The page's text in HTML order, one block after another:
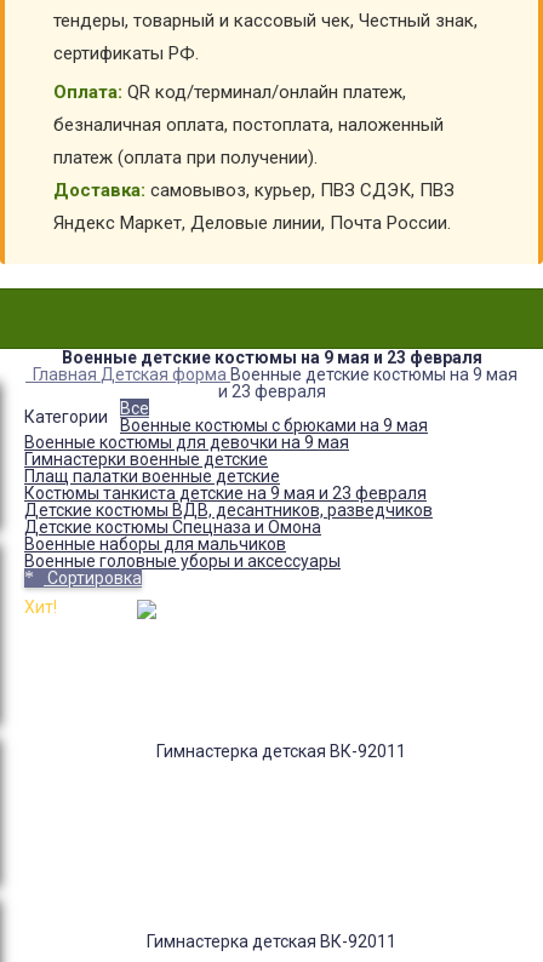
тендеры, товарный и кассовый чек, Честный знак,
сертификаты РФ.
Оплата: QR код/терминал/онлайн платеж,
безналичная оплата, постоплата, наложенный
платеж (оплата при получении).
Доставка: самовывоз, курьер, ПВЗ СДЭК, ПВЗ
Яндекс Маркет, Деловые линии, Почта России.
Военные детские костюмы на 9 мая и 23 февраля
Главная Детская форма Военные детские костюмы на 9 мая
и 23 февраля
Категории
Все
Военные костюмы с брюками на 9 мая
Военные костюмы для девочки на 9 мая
Гимнастерки военные детские
Плащ палатки военные детские
Костюмы танкиста детские на 9 мая и 23 февраля
Детские костюмы ВДВ, десантников, разведчиков
Детские костюмы Спецназа и Омона
Военные наборы для мальчиков
Военные головные уборы и аксессуары
Сортировка
Гимнастерка детская ВК-92011
Хит!